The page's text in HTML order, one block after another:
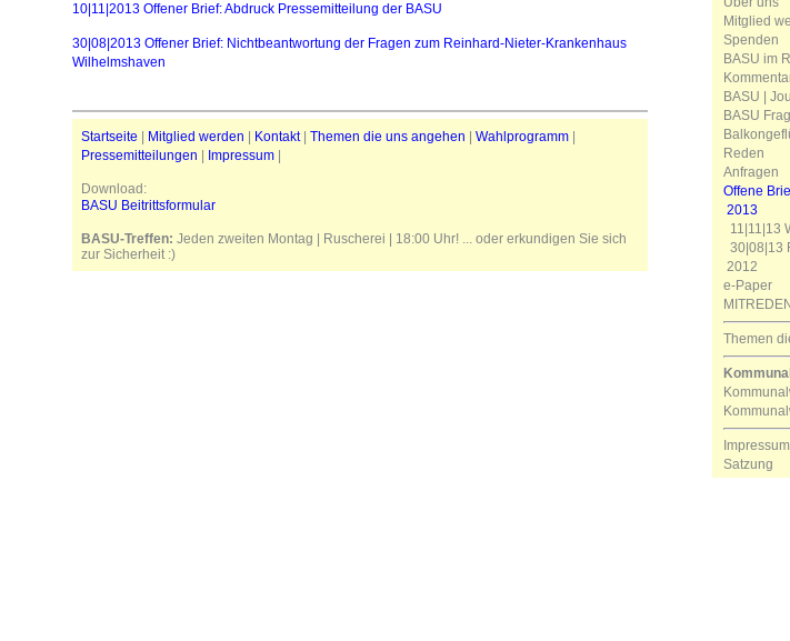
10|11|2013 Offener Brief: Abdruck Pressemitteilung der BASU
30|08|2013 Offener Brief: Nichtbeantwortung der Fragen zum Reinhard-Nieter-Krankenhaus
Wilhelmshaven
Startseite Mitglied werden Kontakt| Themen die uns angehen Wahlprogramm
Pressemitteilungen
Impressum
Download:
BASU Beitrittsformular
BASU-Treffen: Jeden zweiten Montag | Ruscherei | 18:00 Uhr! ... oder erkundigen Sie sich
zur Sicherheit :)
Mitglied
Spenden
BASU im
BASU |
BASU
Reden
Anfragen
Offene
2013
11|11|13
30|08|13
2012
e-Paper
MITREDEN
Themen
Impressum
Satzung